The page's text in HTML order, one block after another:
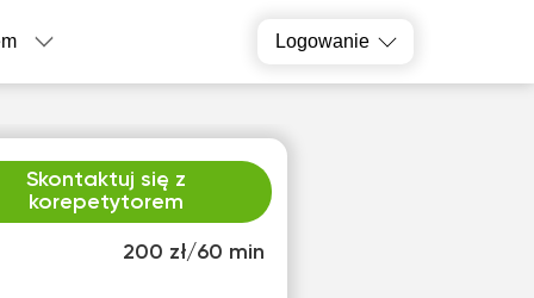
Logowanie
200 zł/60 min
Skontaktuj się z
korepetytorem